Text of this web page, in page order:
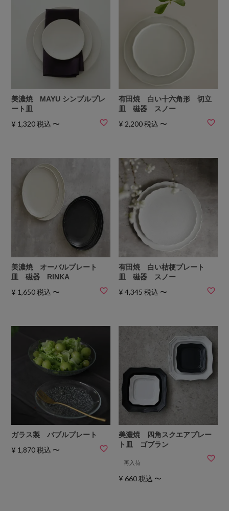
美濃焼 MAYU シンプルプレ
ート皿
¥ 1,320 税込 〜
有田焼 白い十六角形 切立
皿 磁器 スノー
¥ 2,200税込 〜
美濃焼 オーバルプレート
皿 磁器 RINKA
¥ 1,650 税込 〜
有田焼 白い桔梗プレート
皿 磁器 スノー
¥ 4,345 税込 〜
ガラス製 バブルプレート
¥ 1,870 税込 〜
美濃焼 四角スクエアプレー
ト皿 ゴブラン
再入荷
¥ 660税込 〜